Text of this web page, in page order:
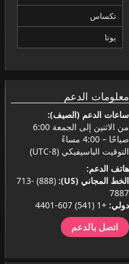
تكساس
يوتا
معلومات الدعم
ساعات الدعم (الصيف):
من الاثنين إلى الجمعة 6:00
صباحًا – 4:00 مساءً
التوقيت الباسيفيكي (UTC-8)
هاتف الدعم:
الخط المجاني (US):
(888) 713-
7887
دولي:+1 (541) 607-4401
اتصل بالدعم